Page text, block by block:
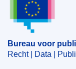
Bureau voor
Recht | Data |